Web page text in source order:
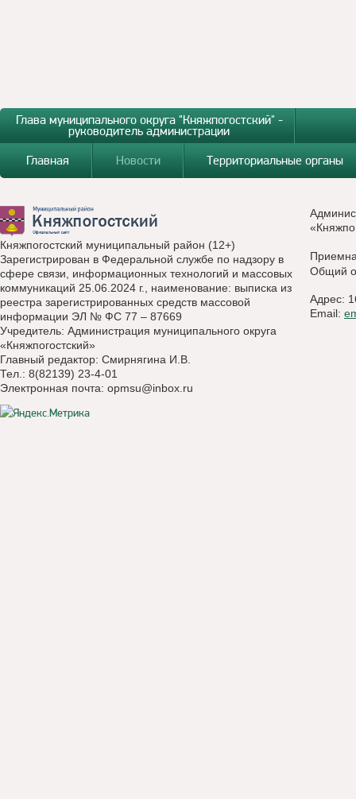
Глава муниципального округа "Княжпогостский" -
руководитель администрации
Главная
Новости Территориальные органы
Княжпогостский муниципальный район (12+)
Зарегистрирован в Федеральной службе по надзору в
сфере связи, информационных технологий и массовых
коммуникаций 25.06.2024 г., наименование: выписка из
реестра зарегистрированных средств массовой
информации ЭЛ № ФС 77 – 87669
Учредитель: Администрация муниципального округа
«Княжпогостский»
Главный редактор: Смирнягина И.В.
Тел.: 8(82139) 23-4-01
Электронная почта: opmsu@inbox.ru
Общий
Адрес:
Email: